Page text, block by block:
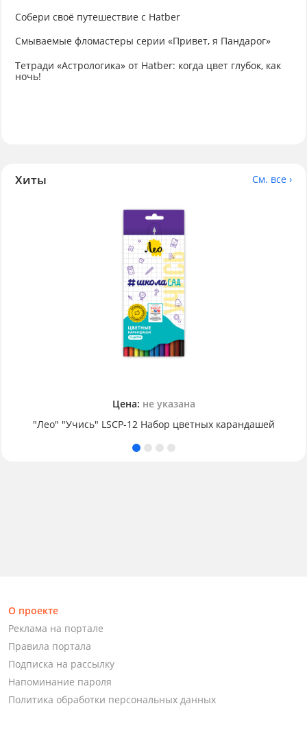
Собери своё путешествие с Hatber
Смываемые фломастеры серии «Привет, я Пандарог»
Тетради «Астрологика» от Hatber: когда цвет глубок, как
ночь!
Хиты См. все ›
Цена: не указана
"Лео" "Учись" LSCP-12 Набор цветных карандашей
О проекте
Реклама на портале
Правила портала
Подписка на рассылку
Напоминание пароля
Политика обработки персональных данных